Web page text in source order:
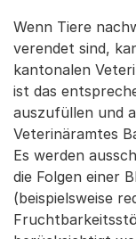
Wenn Tiere
verendet sind,
kantonalen
ist das
auszufüllen und
Veterinäramtes
Es werden
die Folgen einer
(beispielsweise